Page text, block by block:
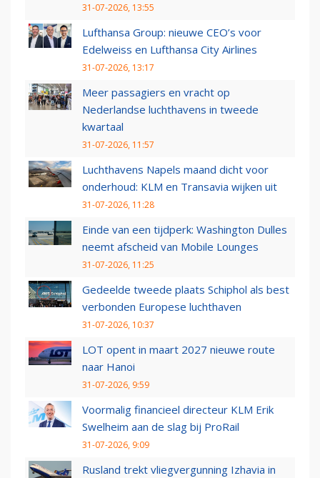
31-07-2026, 13:55
Lufthansa Group: nieuwe CEO’s voor
Edelweiss en Lufthansa City Airlines
31-07-2026, 13:17
Meer passagiers en vracht op
Nederlandse luchthavens in tweede
kwartaal
31-07-2026, 11:57
Luchthavens Napels maand dicht voor
onderhoud: KLM en Transavia wijken uit
31-07-2026, 11:28
Einde van een tijdperk: Washington Dulles
neemt afscheid van Mobile Lounges
31-07-2026, 11:25
Gedeelde tweede plaats Schiphol als best
verbonden Europese luchthaven
31-07-2026, 10:37
LOT opent in maart 2027 nieuwe route
naar Hanoi
31-07-2026, 9:59
Voormalig financieel directeur KLM Erik
Swelheim aan de slag bij ProRail
31-07-2026, 9:09
Rusland trekt vliegvergunning Izhavia in